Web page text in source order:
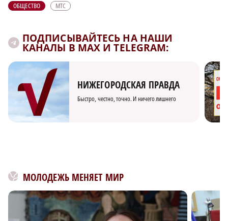
ОБЩЕСТВО МТС
ПОДПИСЫВАЙТЕСЬ НА НАШИ
КАНАЛЫ В MAX И TELEGRAM:
НИЖЕГОРОДСКАЯ ПРАВДА
Быстро, честно, точно. И ничего лишнего
МОЛОДЕЖЬ МЕНЯЕТ МИР